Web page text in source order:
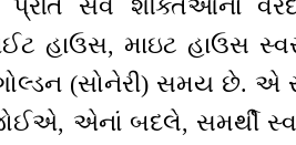
સર્વ શક્તિઓનાં
હાઉસ, માઇટ હાઉસ
ગોલ્ડન (સોનેરી) સમય છે.
એનાં બદલે, સમર્થી